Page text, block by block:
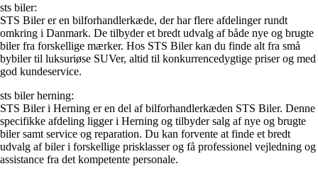
sts biler:
STS Biler er en bilforhandlerkæde, der har flere afdelinger rundt
omkring i Danmark. De tilbyder et bredt udvalg af både nye og brugte
biler fra forskellige mærker. Hos STS Biler kan du finde alt fra små
bybiler til luksuriøse SUVer, altid til konkurrencedygtige priser og med
god kundeservice.
sts biler herning:
STS Biler i Herning er en del af bilforhandlerkæden STS Biler. Denne
specifikke afdeling ligger i Herning og tilbyder salg af nye og brugte
biler samt service og reparation. Du kan forvente at finde et bredt
udvalg af biler i forskellige prisklasser og få professionel vejledning og
assistance fra det kompetente personale.